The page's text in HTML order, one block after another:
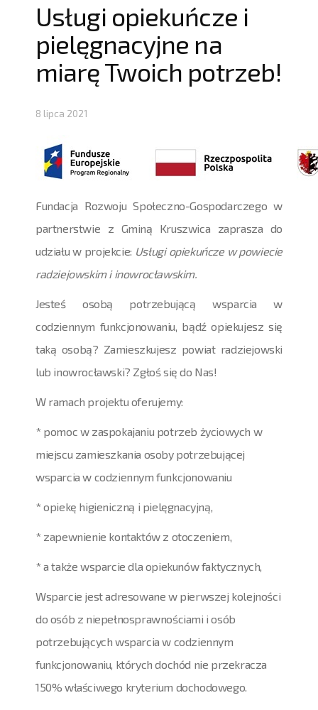
Usługi opiekuńcze i
pielęgnacyjne na
miarę Twoich potrzeb!
8 lipca 2021
Fundacja Rozwoju Społeczno-Gospodarczego w
partnerstwie z Gminą Kruszwica zaprasza do
udziału w projekcie: Usługi opiekuńcze w powiecie
radziejowskim i inowrocławskim.
Jesteś osobą potrzebującą wsparcia w
codziennym funkcjonowaniu, bądź opiekujesz się
taką osobą? Zamieszkujesz powiat radziejowski
lub inowrocławski? Zgłoś się do Nas!
W ramach projektu oferujemy:
* pomoc w zaspokajaniu potrzeb życiowych w
miejscu zamieszkania osoby potrzebującej
wsparcia w codziennym funkcjonowaniu
* opiekę higieniczną i pielęgnacyjną,
* zapewnienie kontaktów z otoczeniem,
* a także wsparcie dla opiekunów faktycznych,
Wsparcie jest adresowane w pierwszej kolejności
do osób z niepełnosprawnościami i osób
potrzebujących wsparcia w codziennym
funkcjonowaniu, których dochód nie przekracza
150% właściwego kryterium dochodowego.